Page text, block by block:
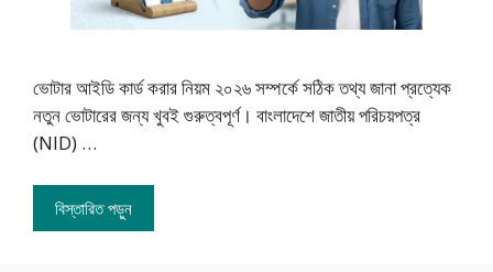
ভোটার আইডি কার্ড করার নিয়ম ২০২৬ সম্পর্কে সঠিক তথ্য জানা প্রত্যেক
নতুন ভোটারের জন্য খুবই গুরুত্বপূর্ণ। বাংলাদেশে জাতীয় পরিচয়পত্র
(NID) …
বিস্তারিত পড়ুন